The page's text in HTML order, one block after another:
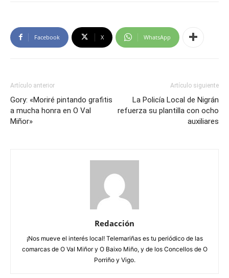
Facebook X WhatsApp
Artículo anterior
Gory: «Moriré pintando grafitis
a mucha honra en O Val
Miñor»
Artículo siguiente
La Policía Local de Nigrán
refuerza su plantilla con ocho
auxiliares
Redacción
¡Nos mueve el interés local! Telemariñas es tu periódico de las
comarcas de O Val Miñor y O Baixo Miño, y de los Concellos de O
Porriño y Vigo.